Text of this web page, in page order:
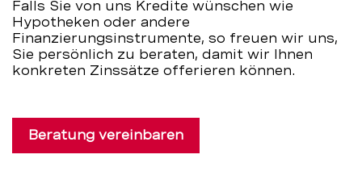
Falls Sie von uns Kredite wünschen wie
Hypotheken oder andere
Finanzierungsinstrumente, so freuen wir uns,
Sie persönlich zu beraten, damit wir Ihnen
konkreten Zinssätze offerieren können.
Beratung vereinbaren